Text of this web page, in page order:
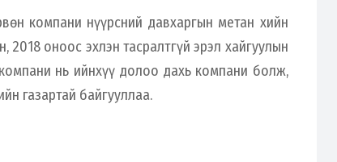
компани нүүрсний давхаргын метан хийн
2018 оноос эхлэн тасралтгүй эрэл хайгуулын
нь ийнхүү долоо дахь компани болж,
газартай байгууллаа.